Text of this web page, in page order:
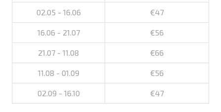
02.05 - 16.06 €47
16.06 - 21.07 €56
21.07 - 11.08 €66
11.08 - 01.09 €56
02.09 - 16.10 €47